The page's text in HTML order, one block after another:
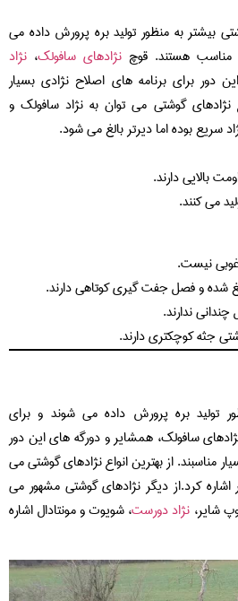
بیشتر به منظور تولید بره پرورش داده می
مناسب هستند. قوچ نژادهای سافولک، نژاد
دور برای برنامه های اصلاح نژادی بسیار
نژادهای گوشتی می توان به نژاد سافولک و
سریع بوده اما دیرتر بالغ می شود.
بالایی دارند.
می کنند.
نیست.
شده و فصل جفت گیری کوتاهی دارند.
ندارند.
جثه کوچکتری دارند.
تولید بره پرورش داده می شوند و برای
سافولک، همشایر و دورگه های این دور
مناسبند. از بهترین انواع نژادهای گوشتی می
کرد.از دیگر نژادهای گوشتی مشهور می
شایر، نژاد دورست، شویوت و مونتادال اشاره